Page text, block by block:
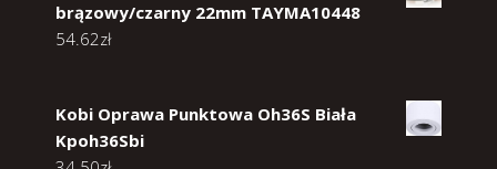
brązowy/czarny 22mm TAYMA10448
54.62zł
Kobi Oprawa Punktowa Oh36S Biała
Kpoh36Sbi